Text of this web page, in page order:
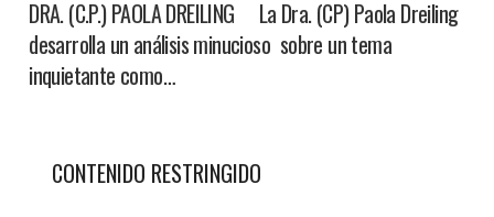
DRA. (C.P.) PAOLA DREILING La Dra. (CP) Paola Dreiling
desarrolla un análisis minucioso sobre un tema
inquietante como…
CONTENIDO RESTRINGIDO